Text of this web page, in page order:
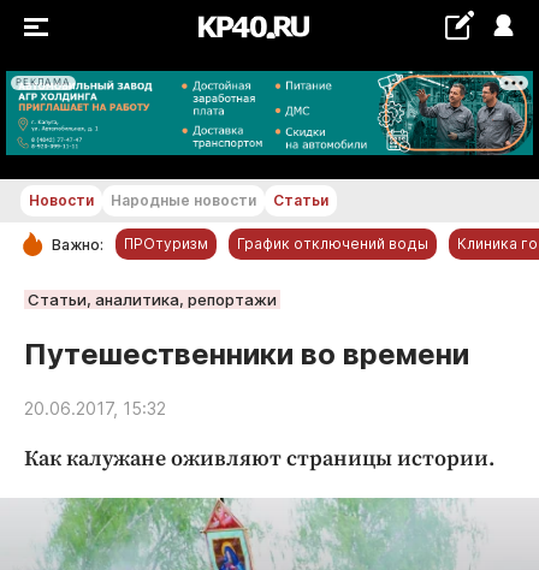
РЕКЛАМА
+21...+22 °С
РУБРИКИ
Статьи
Благоустройство
Криминал
Новости Народные новости Статьи
Важно: ПРОтуризм График отключений воды Клиника
Статьи, аналитика, репортажи
Путешественники во времени
20.06.2017, 15:32
Как калужане оживляют страницы истории.